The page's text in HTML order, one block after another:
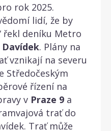
rok 2025.
lidí, že by
řekl deníku Metro
Davídek. Plány na
vznikají na severu
Středočeským
řízení na
v Praze 9 a
trať do
Trať může